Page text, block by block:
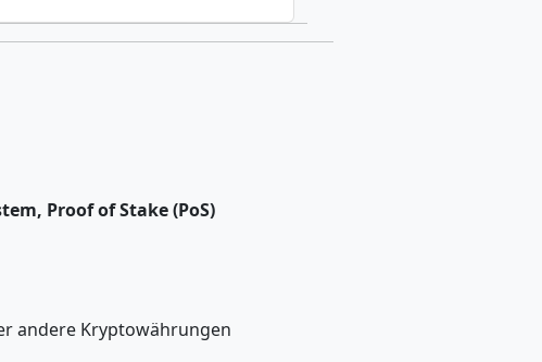
Proof of Stake (PoS)
andere Kryptowährungen